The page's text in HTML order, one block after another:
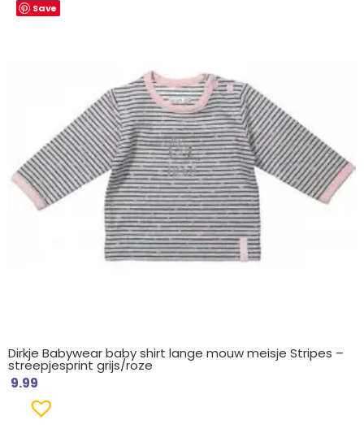
Save
Dirkje Babywear baby shirt lange mouw meisje Stripes –
streepjesprint grijs/roze
9.99